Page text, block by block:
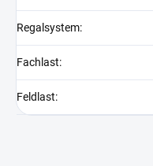
Regalsystem:
Fachlast:
Feldlast: